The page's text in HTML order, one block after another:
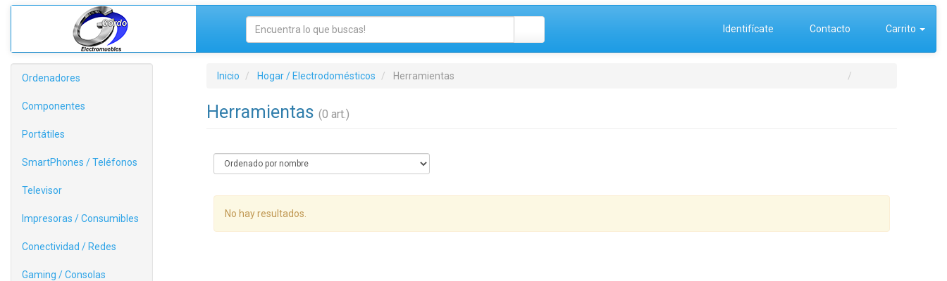
Identifícate Contacto Carrito
Ordenadores
Componentes
Portátiles
SmartPhones / Teléfonos
Televisor
Impresoras / Consumibles
Conectividad / Redes
Gaming / Consolas
Inicio Hogar / Electrodomésticos Herramientas
Herramientas (0 art.)
No hay resultados.